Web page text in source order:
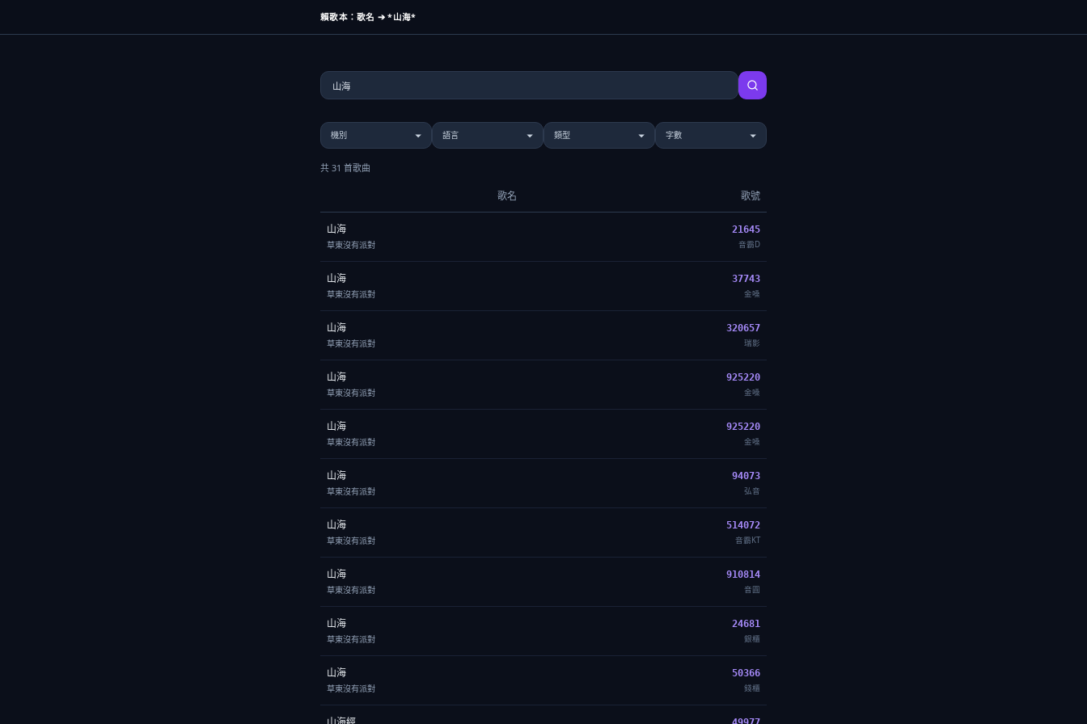
賴歌本：歌名 ➔ *山海*
共 31 首歌曲
歌名 歌號
山海
草東沒有派對
21645
音霸D
山海
草東沒有派對
37743
金嗓
山海
草東沒有派對
320657
瑞影
山海
草東沒有派對
925220
金嗓
山海
草東沒有派對
925220
金嗓
山海
草東沒有派對
94073
弘音
山海
草東沒有派對
514072
音霸KT
山海
草東沒有派對
910814
音圓
山海
草東沒有派對
24681
銀櫃
山海
草東沒有派對
50366
錢櫃